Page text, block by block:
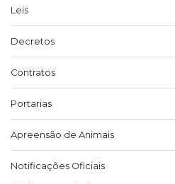
Leis
Decretos
Contratos
Portarias
Apreensão de Animais
Notificações Oficiais